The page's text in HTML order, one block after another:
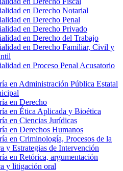
en Derecho Notarial
en Derecho Penal
en Derecho Privado
en Derecho del Trabajo
en Derecho Familiar, Civil y
en Proceso Penal Acusatorio
en Administración Pública Estatal
en Derecho
en Ética Aplicada y Bioética
en Ciencias Jurídicas
en Derechos Humanos
en Criminología, Procesos de la
y Estrategias de Intervención
en Retórica, argumentación
y litigación oral